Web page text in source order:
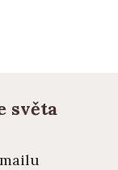
světa